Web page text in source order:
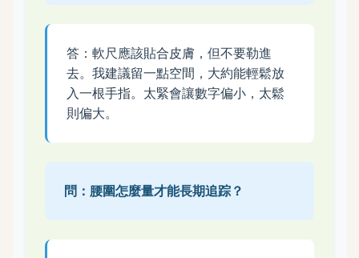
答：軟尺應該貼合皮膚，但不要勒進
去。我建議留一點空間，大約能輕鬆放
入一根手指。太緊會讓數字偏小，太鬆
則偏大。
問：腰圍怎麼量才能長期追踪？